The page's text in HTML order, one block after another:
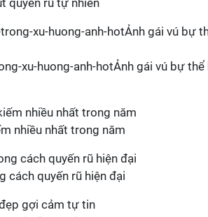
quyến rũ tự nhiên
xu-huong-anh-hotẢnh gái vú bự
nhiều nhất trong năm
cách quyến rũ hiện đại